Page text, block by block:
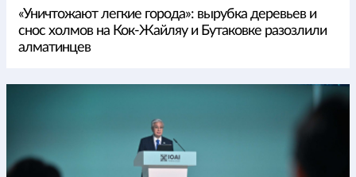
«Уничтожают легкие города»: вырубка деревьев и
снос холмов на Кок-Жайляу и Бутаковке разозлили
алматинцев